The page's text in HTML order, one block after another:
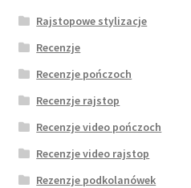
Rajstopowe stylizacje
Recenzje
Recenzje pończoch
Recenzje rajstop
Recenzje video pończoch
Recenzje video rajstop
Rezenzje podkolanówek